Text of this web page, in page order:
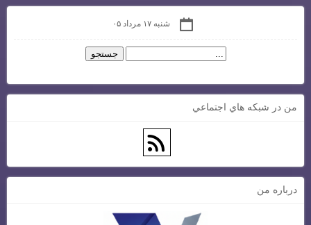
شنبه ۱۷ مرداد ۰۵
من در شبكه هاي اجتماعي
درباره من